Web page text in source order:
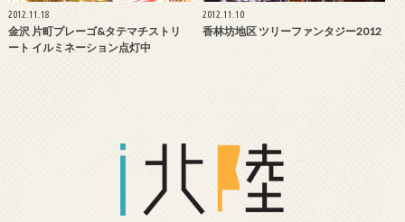
2012.11.18
金沢 片町プレーゴ&タテマチストリ
ート イルミネーション点灯中
2012.11.10
香林坊地区 ツリーファンタジー2012